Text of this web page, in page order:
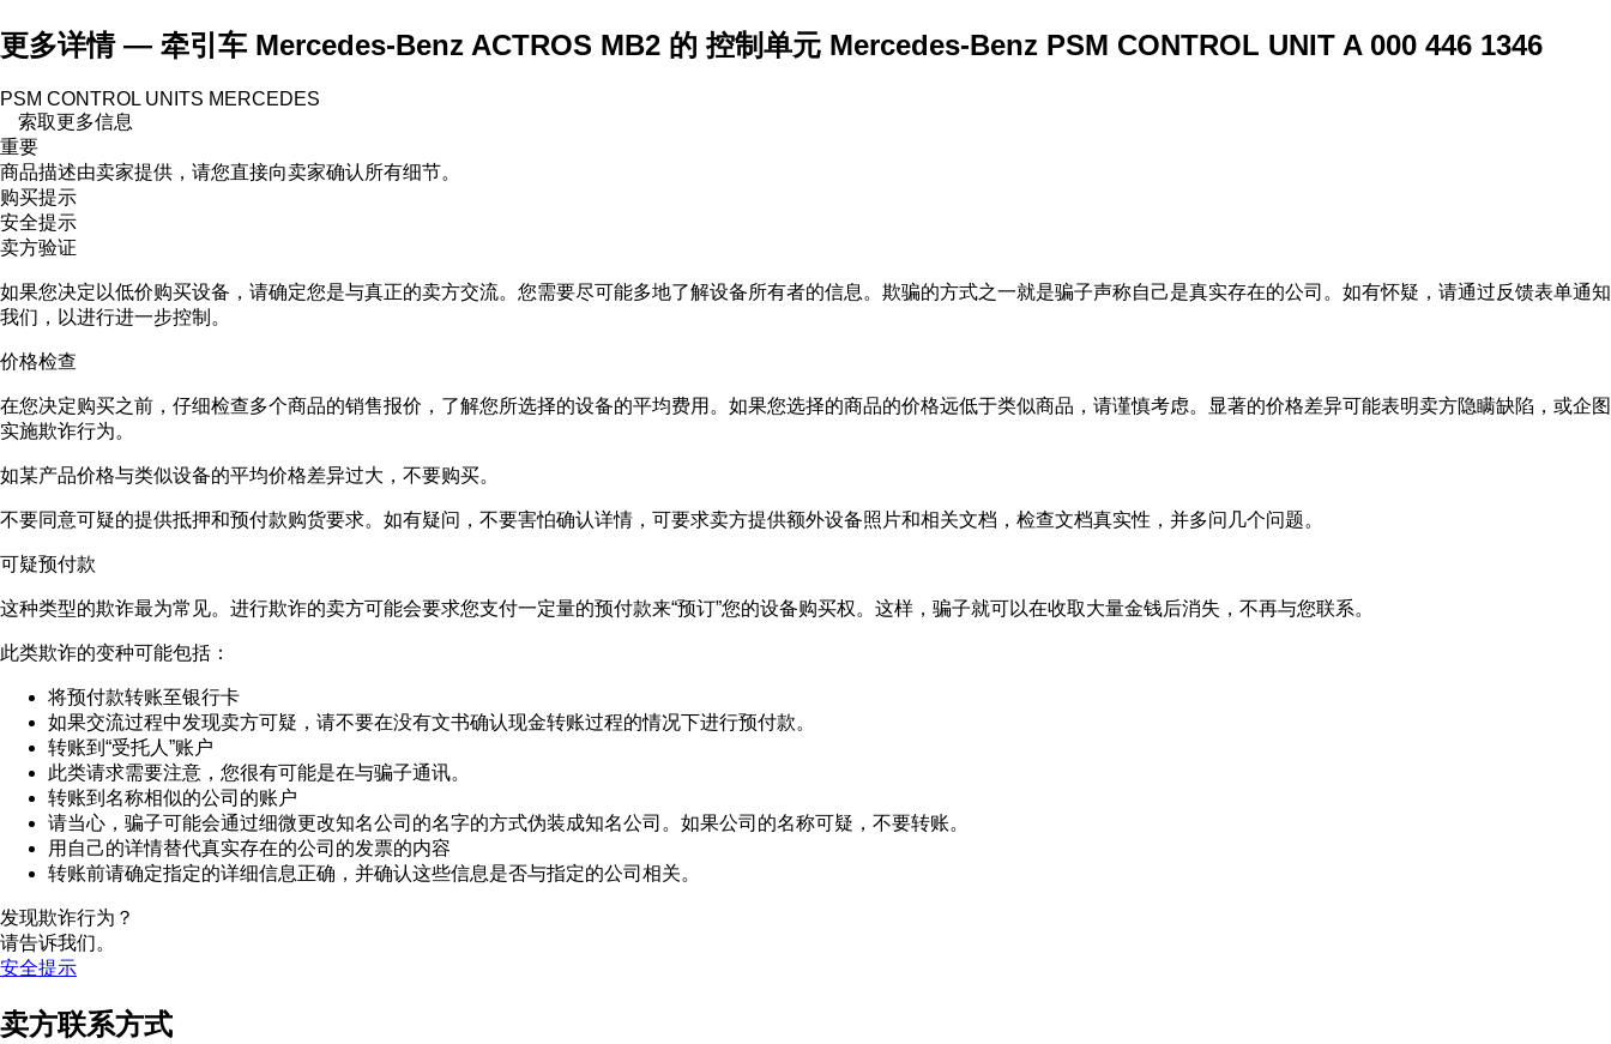
更多详情 — 牵引车 Mercedes-Benz ACTROS MB2 的 控制单元 Mercedes-Benz PSM CONTROL UNIT A 000 446 1346
PSM CONTROL UNITS MERCEDES
索取更多信息
重要
商品描述由卖家提供，请您直接向卖家确认所有细节。
购买提示
安全提示
卖方验证
如果您决定以低价购买设备，请确定您是与真正的卖方交流。您需要尽可能多地了解设备所有者的信息。欺骗的方式之一就是骗子声称自己是真实存在的公司。如有怀疑，请通过反馈表单通知
我们，以进行进一步控制。
价格检查
在您决定购买之前，仔细检查多个商品的销售报价，了解您所选择的设备的平均费用。如果您选择的商品的价格远低于类似商品，请谨慎考虑。显著的价格差异可能表明卖方隐瞒缺陷，或企图
实施欺诈行为。
如某产品价格与类似设备的平均价格差异过大，不要购买。
不要同意可疑的提供抵押和预付款购货要求。如有疑问，不要害怕确认详情，可要求卖方提供额外设备照片和相关文档，检查文档真实性，并多问几个问题。
可疑预付款
这种类型的欺诈最为常见。进行欺诈的卖方可能会要求您支付一定量的预付款来“预订”您的设备购买权。这样，骗子就可以在收取大量金钱后消失，不再与您联系。
此类欺诈的变种可能包括：
将预付款转账至银行卡
如果交流过程中发现卖方可疑，请不要在没有文书确认现金转账过程的情况下进行预付款。
转账到“受托人”账户
此类请求需要注意，您很有可能是在与骗子通讯。
转账到名称相似的公司的账户
请当心，骗子可能会通过细微更改知名公司的名字的方式伪装成知名公司。如果公司的名称可疑，不要转账。
用自己的详情替代真实存在的公司的发票的内容
转账前请确定指定的详细信息正确，并确认这些信息是否与指定的公司相关。
发现欺诈行为？
请告诉我们。
安全提示
卖方联系方式